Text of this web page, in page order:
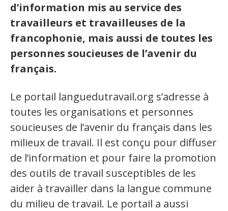
Organismes de la langue française
Publications
Vidéos
Revue de presse
Langue du travail
Francisation de l'Administration
Recueil de bonnes pratiques
d’information mis au service des
travailleurs et travailleuses de la
francophonie, mais aussi de toutes les
personnes soucieuses de l’avenir du
français.
Le portail languedutravail.org s’adresse à
toutes les organisations et personnes
soucieuses de l’avenir du français dans les
milieux de travail. Il est conçu pour diffuser
de l’information et pour faire la promotion
des outils de travail susceptibles de les
aider à travailler dans la langue commune
du milieu de travail. Le portail a aussi